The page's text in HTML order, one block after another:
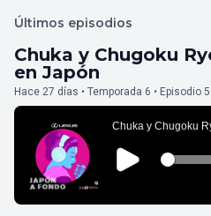
Últimos episodios
Chuka y Chugoku
en Japón
Hace 27 días • Temporada 6 • Episodio